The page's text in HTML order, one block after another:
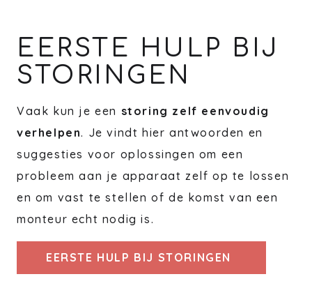
EERSTE HULP BIJ
STORINGEN
Vaak kun je een storing zelf eenvoudig
verhelpen. Je vindt hier antwoorden en
suggesties voor oplossingen om een
probleem aan je apparaat zelf op te lossen
en om vast te stellen of de komst van een
monteur echt nodig is.
EERSTE HULP BIJ STORINGEN